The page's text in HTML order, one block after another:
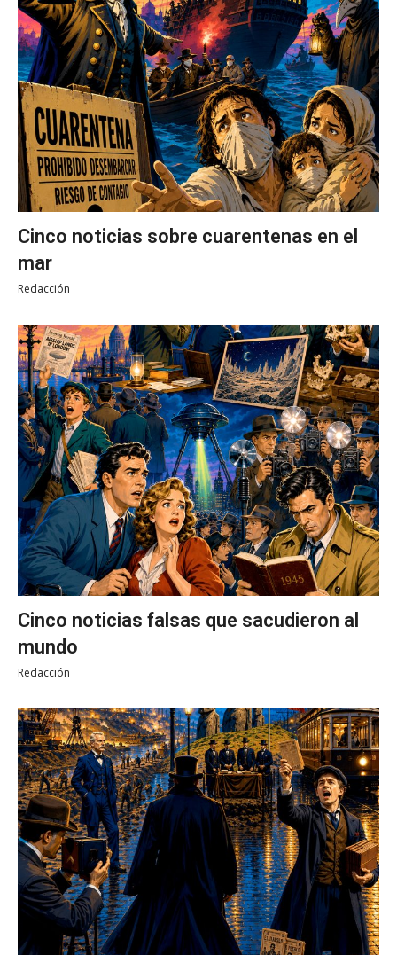
Cinco noticias sobre cuarentenas en el
mar
Redacción
Cinco noticias falsas que sacudieron al
mundo
Redacción